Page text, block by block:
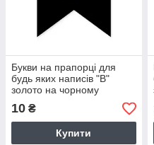
Букви на прапорці для
будь яких написів "В"
золото на чорному
10 ₴
Купити